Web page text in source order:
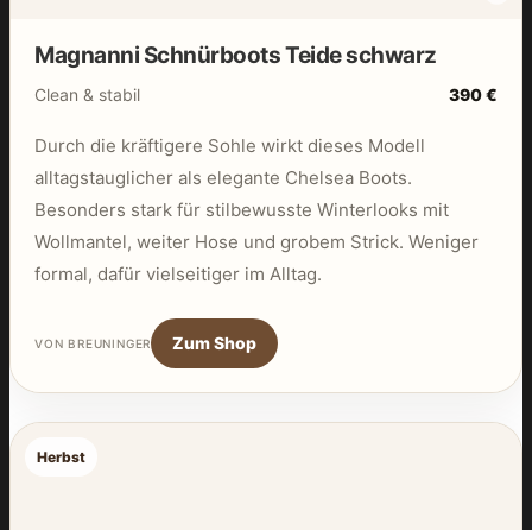
Magnanni Schnürboots Teide schwarz
Clean & stabil 390 €
Durch die kräftigere Sohle wirkt dieses Modell
alltagstauglicher als elegante Chelsea Boots.
Besonders stark für stilbewusste Winterlooks mit
Wollmantel, weiter Hose und grobem Strick. Weniger
formal, dafür vielseitiger im Alltag.
VON BREUNINGER Zum Shop
Herbst